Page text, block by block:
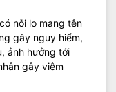
nỗi lo mang tên
gây nguy hiểm,
ảnh hưởng tới
gây viêm